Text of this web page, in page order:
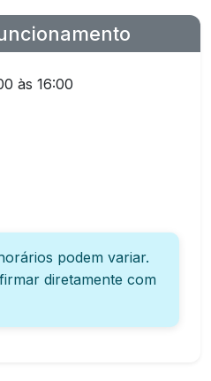
às 16:00
podem variar.
diretamente com